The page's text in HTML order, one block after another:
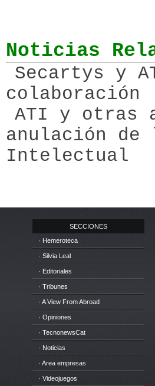
Noticias
Secartys y
colaboración
ATI y otras
anulación de
Intelectual
SECCIONES
· Hemeroteca
· Silvia Leal
· Editoriales
· Tribunes
· A View From Abroad
· Opiniones
· TecnonewsCat
· Noticias
· Area empresas
· Videojuegos